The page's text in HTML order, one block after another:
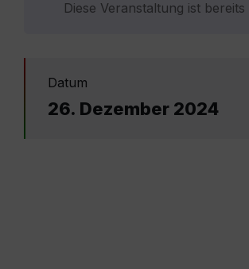
Diese Veranstaltung ist
Datum
26. Dezember 2024